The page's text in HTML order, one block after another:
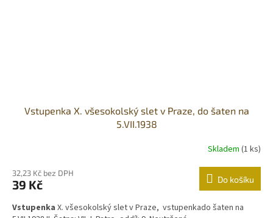
Vstupenka X. všesokolský slet v Praze, do šaten na
5.VII.1938
Skladem (1 ks)
32,23 Kč bez DPH
39 Kč Do košíku
Vstupenka X. všesokolský slet v Praze, vstupenkado šaten na